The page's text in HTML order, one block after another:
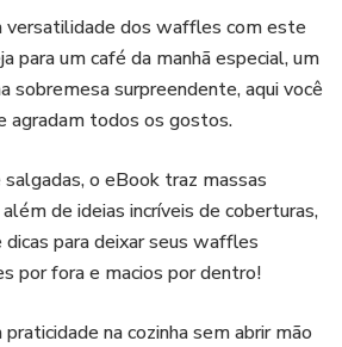
versatilidade dos waffles com este
para um café da manhã especial, um
sobremesa surpreendente, aqui você
agradam todos os gostos.
o eBook traz massas
de ideias incríveis de coberturas,
para deixar seus waffles
por fora e macios por dentro!
na cozinha sem abrir mão